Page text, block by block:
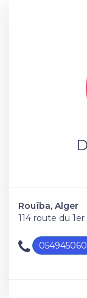
Rouïba, Alger
114 route du